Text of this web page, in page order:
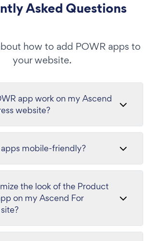
Asked Questions
how to add POWR apps to
your website.
app work on my Ascend
website?
mobile-friendly?
the look of the Product
on my Ascend For